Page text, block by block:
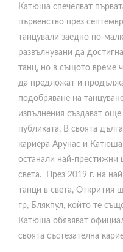
Катюша спечелват
първенство през
танцували заедно по-
развълнувани да
танц, но в същото време
да предложат и
подобряване на
изпълнения създават
публиката. В своята
кариера Арунас и
останали най-
света. През 2019 г. на
танци в света, Открития
гр, Блякпул, който те
Катюша обявяват
своята състезателна